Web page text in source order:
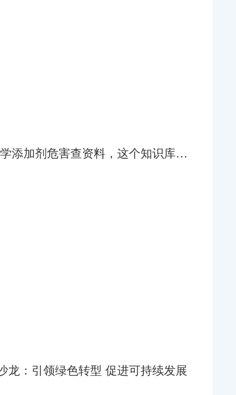
科普作者看过来！塑料污染及化学添加剂危害查资料，这个知识库助你快速定位！
龙：引领绿色转型 促进可持续发展